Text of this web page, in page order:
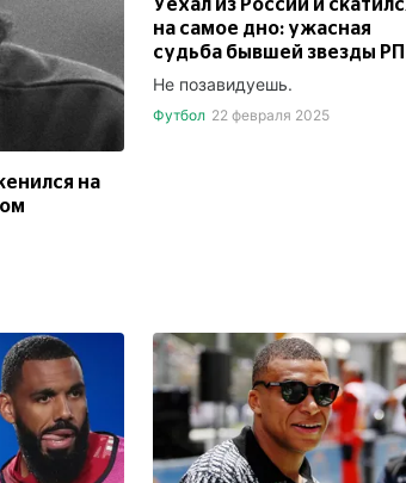
на
Уехал из России и
на самое дно: ужасная
судьба бывшей звезды
Не позавидуешь.
Футбол 22 февраля 2025